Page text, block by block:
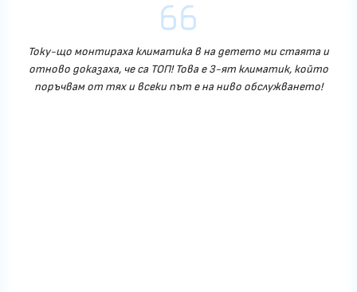
Току-що монтираха климатика в на детето ми стаята и
отново доказаха, че са ТОП! Това е 3-ят климатик, който
поръчвам от тях и всеки път е на ниво обслужването!